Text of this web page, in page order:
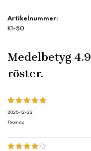
Artikelnummer:
K1-50
Medelbetyg 4.9
röster.
2025-12-22
Thomas